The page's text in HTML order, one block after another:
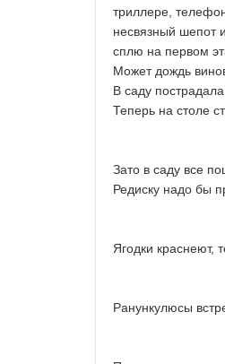
триллере,
несвязный шепот
сплю на первом
Может дождь
В саду
Теперь на столе
Зато в саду все
Редиску надо бы
Ягодки краснеют,
Ранункулюсы